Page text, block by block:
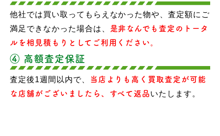
他社では買い取ってもらえなかった物や、査定額にご
満足できなかった場合は、
是非なんでも査定のトータ
ルを相見積もりとしてご利用ください。
④ 高額査定保証
査定後1週間以内で、
当店よりも高く買取査定が可能
な店舗がございましたら、すべて返品いたします。